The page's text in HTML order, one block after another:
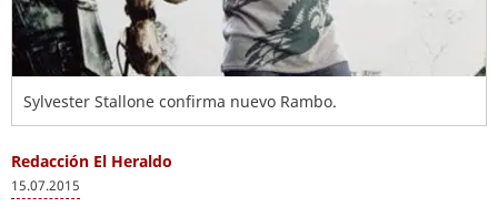
Sylvester Stallone confirma nuevo Rambo.
Redacción El Heraldo
15.07.2015